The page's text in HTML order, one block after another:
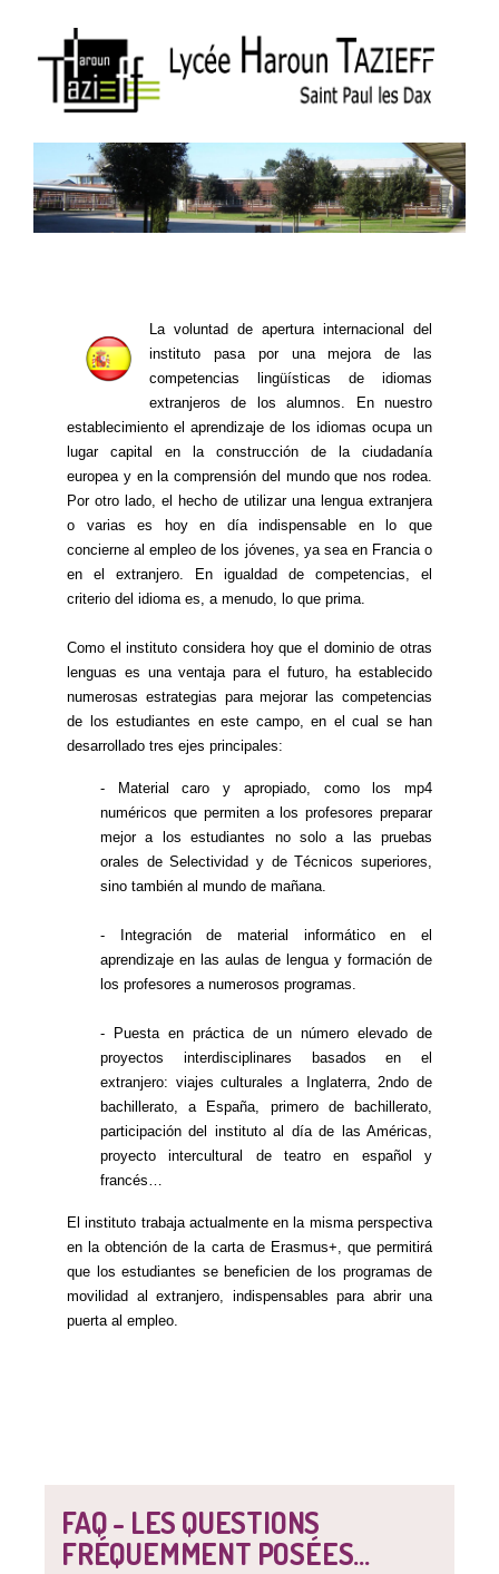
FAQ - LES QUESTIONS
FRÉQUEMMENT POSÉES...
La voluntad de apertura internacional del
instituto pasa por una mejora de las
competencias lingüísticas de idiomas
extranjeros de los alumnos. En nuestro
establecimiento el aprendizaje de los idiomas ocupa un
lugar capital en la construcción de la ciudadanía
europea y en la comprensión del mundo que nos rodea.
Por otro lado, el hecho de utilizar una lengua extranjera
o varias es hoy en día indispensable en lo que
concierne al empleo de los jóvenes, ya sea en Francia o
en el extranjero. En igualdad de competencias, el
criterio del idioma es, a menudo, lo que prima.
Como el instituto considera hoy que el dominio de otras
lenguas es una ventaja para el futuro, ha establecido
numerosas estrategias para mejorar las competencias
de los estudiantes en este campo, en el cual se han
desarrollado tres ejes principales:
- Material caro y apropiado, como los mp4
numéricos que permiten a los profesores preparar
mejor a los estudiantes no solo a las pruebas
orales de Selectividad y de Técnicos superiores,
sino también al mundo de mañana.
- Integración de material informático en el
aprendizaje en las aulas de lengua y formación de
los profesores a numerosos programas.
- Puesta en práctica de un número elevado de
proyectos interdisciplinares basados en el
extranjero: viajes culturales a Inglaterra, 2ndo de
bachillerato, a España, primero de bachillerato,
participación del instituto al día de las Américas,
proyecto intercultural de teatro en español y
francés…
El instituto trabaja actualmente en la misma perspectiva
en la obtención de la carta de Erasmus+, que permitirá
que los estudiantes se beneficien de los programas de
movilidad al extranjero, indispensables para abrir una
puerta al empleo.